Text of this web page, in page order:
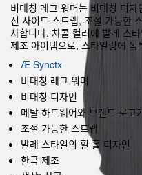
비대칭 레그 워머는 비대칭 디
진 사이드 스트랩, 조절 가능한
사합니다. 차콜 컬러에 발레 스
제조 아이템으로, 스타일링에 독
Æ Synctx
비대칭 레그 워머
비대칭 디자인
메탈 하드웨어와 브랜드 로고
조절 가능한 스트랩
발레 스타일의 힐 홀 디자인
한국 제조